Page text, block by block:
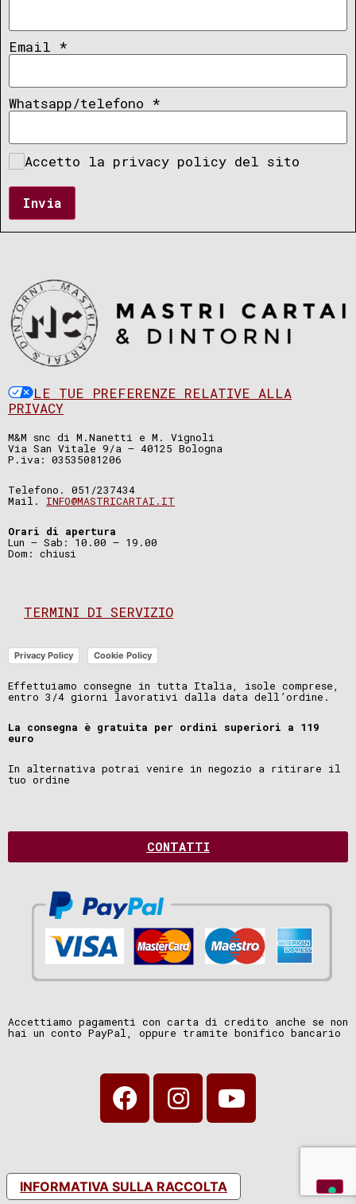
Email *
Whatsapp/telefono *
Accetto la privacy policy del sito
Invia
LE TUE PREFERENZE RELATIVE ALLA
PRIVACY
M&M snc di M.Nanetti e M. Vignoli
Via San Vitale 9/a – 40125 Bologna
P.iva: 03535081206
Telefono. 051/237434
Mail. INFO@MASTRICARTAI.IT
Orari di apertura
Lun – Sab: 10.00 – 19.00
Dom: chiusi
TERMINI DI SERVIZIO
Privacy Policy Cookie Policy
Effettuiamo consegne in tutta Italia, isole comprese,
entro 3/4 giorni lavorativi dalla data dell’ordine.
La consegna è gratuita per ordini superiori a 119
euro
In alternativa potrai venire in negozio a ritirare il
tuo ordine
CONTATTI
Accettiamo pagamenti con carta di credito anche se non
hai un conto PayPal, oppure tramite bonifico bancario
INFORMATIVA SULLA RACCOLTA